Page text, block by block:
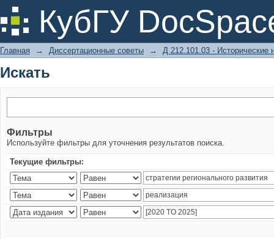
КубГУ
Искать
Главная → Диссертационные советы → Д 212.101.03 - Исторические
Искать
Фильтры
Используйте фильтры для уточнения результатов поиска.
Текущие фильтры: